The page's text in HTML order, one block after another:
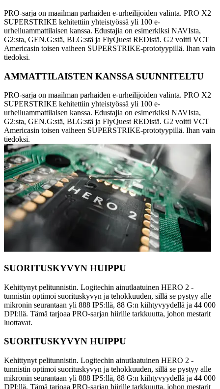
PRO-sarja on maailman parhaiden e-urheilijoiden valinta. PRO X2
SUPERSTRIKE kehitettiin yhteistyössä yli 100 e-
urheiluammattilaisen kanssa. Edustajia on esimerkiksi NAVIsta,
G2:sta, GEN.G:stä, BLG:stä ja FlyQuest REDistä. G2 voitti VCT
Americasin toisen vaiheen SUPERSTRIKE-prototyypillä. Ihan vain
tiedoksi.
AMMATTILAISTEN KANSSA SUUNNITELTU
PRO-sarja on maailman parhaiden e-urheilijoiden valinta. PRO X2
SUPERSTRIKE kehitettiin yhteistyössä yli 100 e-
urheiluammattilaisen kanssa. Edustajia on esimerkiksi NAVIsta,
G2:sta, GEN.G:stä, BLG:stä ja FlyQuest REDistä. G2 voitti VCT
Americasin toisen vaiheen SUPERSTRIKE-prototyypillä. Ihan vain
tiedoksi.
SUORITUSKYVYN HUIPPU
Kehittynyt pelitunnistin. Logitechin ainutlaatuinen HERO 2 -
tunnistin optimoi suorituskyvyn ja tehokkuuden, sillä se pystyy alle
mikronin seurantaan yli 888 IPS:llä, 88 G:n kiihtyvyydellä ja 44 000
DPI:llä. Tämä tarjoaa PRO-sarjan hiirille tarkkuutta, johon mestarit
luottavat.
SUORITUSKYVYN HUIPPU
Kehittynyt pelitunnistin. Logitechin ainutlaatuinen HERO 2 -
tunnistin optimoi suorituskyvyn ja tehokkuuden, sillä se pystyy alle
mikronin seurantaan yli 888 IPS:llä, 88 G:n kiihtyvyydellä ja 44 000
DPI:llä. Tämä tarjoaa PRO-sarjan hiirille tarkkuutta, johon mestarit